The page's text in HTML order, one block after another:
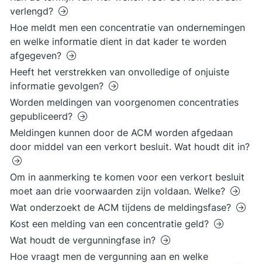
verlengd?
Hoe meldt men een concentratie van ondernemingen
en welke informatie dient in dat kader te worden
afgegeven?
Heeft het verstrekken van onvolledige of onjuiste
informatie gevolgen?
Worden meldingen van voorgenomen concentraties
gepubliceerd?
Meldingen kunnen door de ACM worden afgedaan
door middel van een verkort besluit. Wat houdt dit in?
Om in aanmerking te komen voor een verkort besluit
moet aan drie voorwaarden zijn voldaan. Welke?
Wat onderzoekt de ACM tijdens de meldingsfase?
Kost een melding van een concentratie geld?
Wat houdt de vergunningfase in?
Hoe vraagt men de vergunning aan en welke